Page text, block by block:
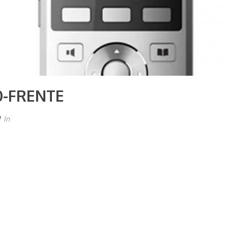
FRENTE
In